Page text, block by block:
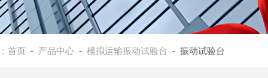
首页 - 产品中心 - 模拟运输振动试验台 - 振动试验台